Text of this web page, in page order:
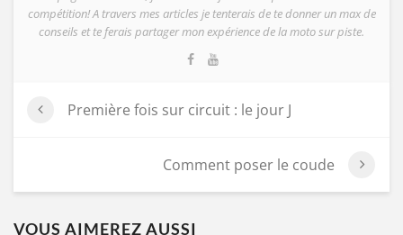
compétition! A travers mes articles je tenterais de te donner un max de
conseils et te ferais partager mon expérience de la moto sur piste.
Première fois sur circuit : le jour J
Comment poser le coude
VOUS AIMEREZ AUSSI